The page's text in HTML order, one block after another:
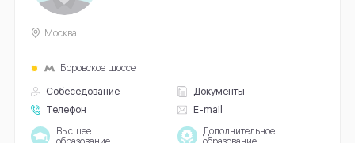
Собеседование
Документы
Телефон
E-mail
Москва
Боровское шоссе
Высшее
Дополнительное